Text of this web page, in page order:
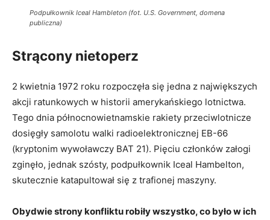
Podpułkownik Iceal Hambleton (fot. U.S. Government, domena
publiczna)
Strącony nietoperz
2 kwietnia 1972 roku rozpoczęła się jedna z największych
akcji ratunkowych w historii amerykańskiego lotnictwa.
Tego dnia północnowietnamskie rakiety przeciwlotnicze
dosięgły samolotu walki radioelektronicznej EB-66
(kryptonim wywoławczy BAT 21). Pięciu członków załogi
zginęło, jednak szósty, podpułkownik Iceal Hambelton,
skutecznie katapultował się z trafionej maszyny.
Obydwie strony konfliktu robiły wszystko, co było w ich